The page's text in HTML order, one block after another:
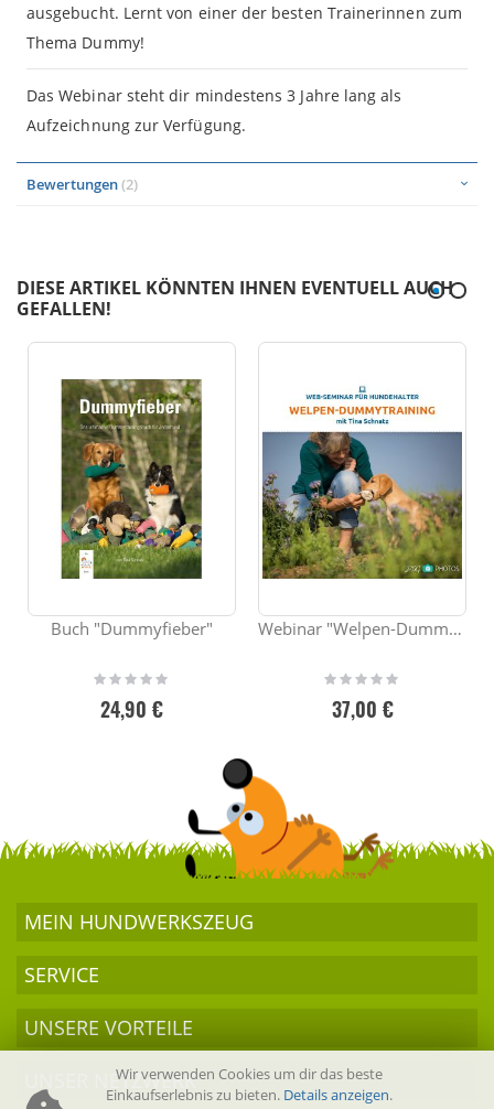
Wir verwenden Cookies um dir das beste
Einkaufserlebnis zu bieten. Details anzeigen.
ausgebucht. Lernt von einer der besten Trainerinnen zum
Thema Dummy!
Das Webinar steht dir mindestens 3 Jahre lang als
Aufzeichnung zur Verfügung.
Bewertungen 2
DIESE ARTIKEL KÖNNTEN IHNEN EVENTUELL AUCH
GEFALLEN!
Buch "Dummyfieber"
Rating:
24,90 €
Webinar "Welpen-Dummytraining"
Rating:
37,00 €
MEIN HUND­WERKSZEUG
SERVICE
UNSERE VORTEILE
UNSER NETZWERK